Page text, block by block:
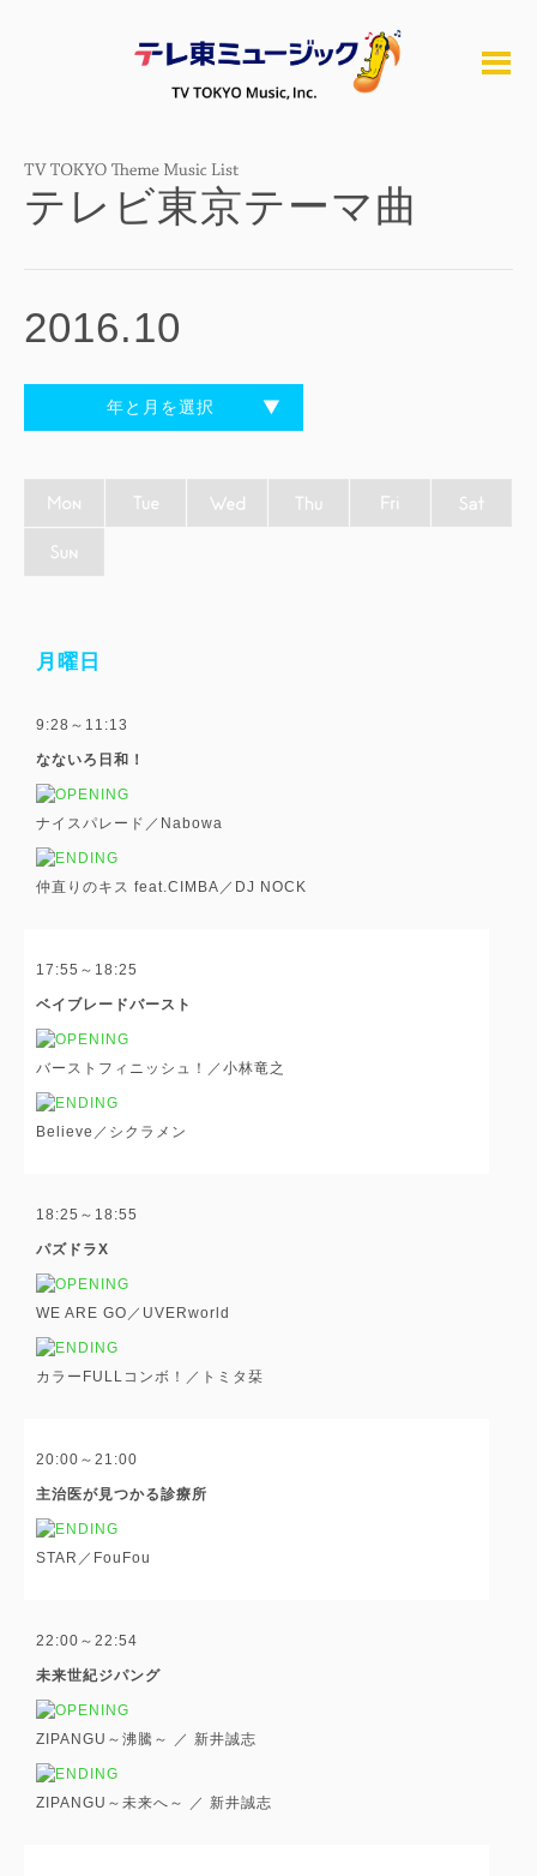
テレビ東京テーマ曲
2016.10
年と月を選択
月曜日
9:28～11:13
なないろ日和！
ナイスパレード／Nabowa
仲直りのキス feat.CIMBA／DJ NOCK
17:55～18:25
ベイブレードバースト
バーストフィニッシュ！／小林竜之
Believe／シクラメン
18:25～18:55
パズドラX
WE ARE GO／UVERworld
カラーFULLコンボ！／トミタ栞
20:00～21:00
主治医が見つかる診療所
STAR／FouFou
22:00～22:54
未来世紀ジパング
ZIPANGU～沸騰～ ／ 新井誠志
ZIPANGU～未来へ～ ／ 新井誠志